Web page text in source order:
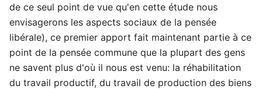
de ce seul point de vue qu'en cette étude nous
envisagerons les aspects sociaux de la pensée
libérale), ce premier apport fait maintenant partie à ce
point de la pensée commune que la plupart des gens
ne savent plus d'où il nous est venu: la réhabilitation
du travail productif, du travail de production des biens